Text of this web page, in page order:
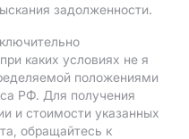
задолженности.
каких условиях не я
положениями
РФ. Для получения
и стоимости указанных
обращайтесь к